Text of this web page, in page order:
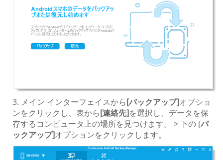
3. メイン インターフェイスから[バックアップ]オプショ
ンをクリックし、表から[連絡先]を選択し、データを保
存するコンピュータ上の場所を見つけます。 > 下の [バ
ックアップ]オプションをクリックします。